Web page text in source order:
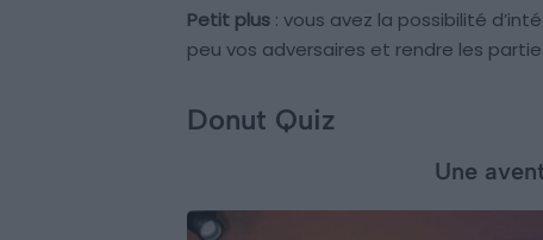
Petit plus : vous avez la possibilité
peu vos adversaires et rendre les
Donut Quiz
Une